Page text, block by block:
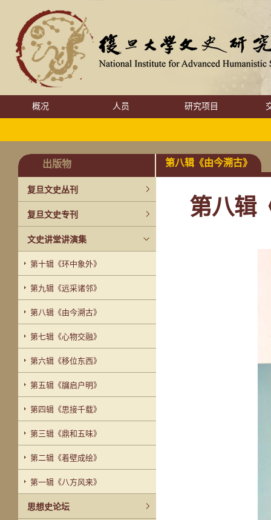
概况 人员 研究项目
出版物
复旦文史丛刊
复旦文史专刊
文史讲堂讲演集
第十辑《环中象外》
第九辑《远采诸邻》
第八辑《由今溯古》
第七辑《心物交融》
第六辑《移位东西》
第五辑《牖启户明》
第四辑《思接千载》
第三辑《鼎和五味》
第二辑《着壁成绘》
第一辑《八方风来》
思想史论坛
第八辑《由今溯古》
第八辑